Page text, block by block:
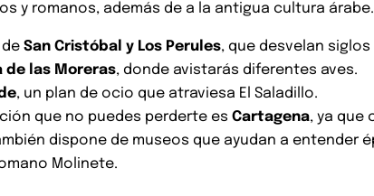
y romanos, además de a la antigua cultura
de San Cristóbal y Los Perules, que desvelan
de las Moreras, donde avistarás diferentes aves.
, un plan de ocio que atraviesa El Saladillo.
que no puedes perderte es Cartagena, ya que
dispone de museos que ayudan a
Molinete.